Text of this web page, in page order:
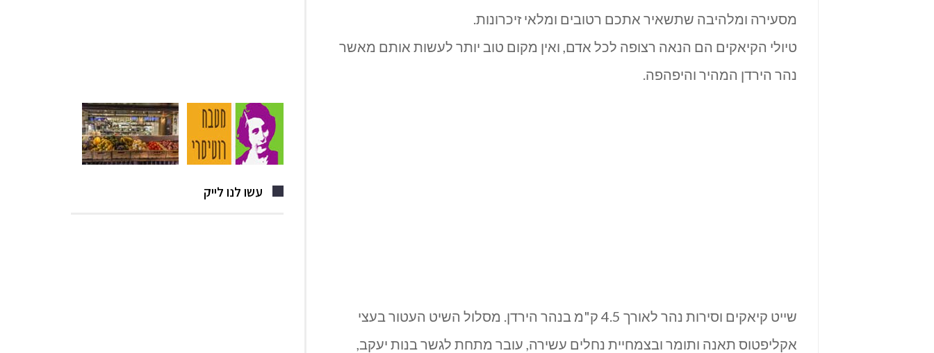
מסעירה ומלהיבה שתשאיר אתכם רטובים ומלאי זיכרונות.
טיולי הקיאקים הם הנאה רצופה לכל אדם, ואין מקום טוב יותר לעשות אותם מאשר
נהר הירדן המהיר והיפהפה.
שייט קיאקים וסירות נהר לאורך 4.5 ק"מ בנהר הירדן. מסלול השיט העטור בעצי
אקליפטוס תאנה ותומר ובצמחיית נחלים עשירה, עובר מתחת לגשר בנות יעקב,
עשו לנו לייק